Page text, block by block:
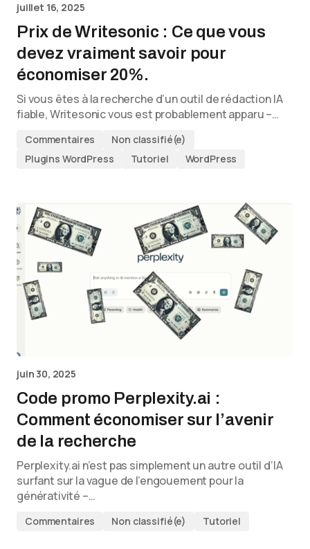
juillet 16, 2025
Prix de Writesonic : Ce que vous
devez vraiment savoir pour
économiser 20%.
Si vous êtes à la recherche d’un outil de rédaction IA
fiable, Writesonic vous est probablement apparu –…
Commentaires
Non classifié(e)
Plugins WordPress
Tutoriel WordPress
juin 30, 2025
Code promo Perplexity.ai :
Comment économiser sur l’avenir
de la recherche
Perplexity.ai n’est pas simplement un autre outil d’IA
surfant sur la vague de l’engouement pour la
générativité –…
Commentaires Non classifié(e) Tutoriel